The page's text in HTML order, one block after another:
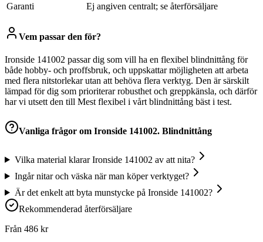
Garanti
Ej angiven centralt; se återförsäljare
Vem passar den för?
Ironside 141002 passar dig som vill ha en flexibel blindnittång för
både hobby- och proffsbruk, och uppskattar möjligheten att arbeta
med flera nitstorlekar utan att behöva flera verktyg. Den är särskilt
lämpad för dig som prioriterar robusthet och greppkänsla, och därför
har vi utsett den till Mest flexibel i vårt blindnittång bäst i test.
Vanliga frågor om Ironside 141002. Blindnittång
Vilka material klarar Ironside 141002 av att nita?
Ingår nitar och väska när man köper verktyget?
Är det enkelt att byta munstycke på Ironside 141002?
Rekommenderad återförsäljare
Från 486 kr